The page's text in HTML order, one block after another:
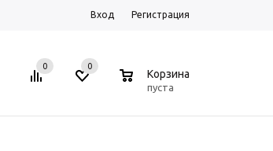
Вход Регистрация
0 0
Корзина
пуста